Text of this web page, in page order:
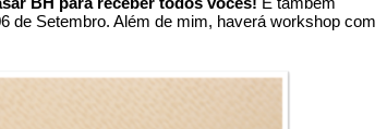
de Setembro. Além de mim, haverá workshop com